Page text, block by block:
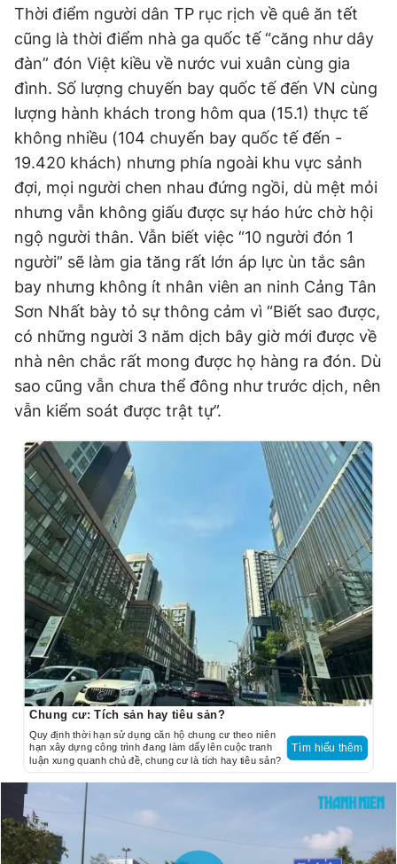
Thời điểm người dân TP rục rịch về quê ăn tết
cũng là thời điểm nhà ga quốc tế “căng như dây
đàn” đón Việt kiều về nước vui xuân cùng gia
đình. Số lượng chuyến bay quốc tế đến VN cùng
lượng hành khách trong hôm qua (15.1) thực tế
không nhiều (104 chuyến bay quốc tế đến -
19.420 khách) nhưng phía ngoài khu vực sảnh
đợi, mọi người chen nhau đứng ngồi, dù mệt mỏi
nhưng vẫn không giấu được sự háo hức chờ hội
ngộ người thân. Vẫn biết việc “10 người đón 1
người” sẽ làm gia tăng rất lớn áp lực ùn tắc sân
bay nhưng không ít nhân viên an ninh Cảng Tân
Sơn Nhất bày tỏ sự thông cảm vì “Biết sao được,
có những người 3 năm dịch bây giờ mới được về
nhà nên chắc rất mong được họ hàng ra đón. Dù
sao cũng vẫn chưa thể đông như trước dịch, nên
vẫn kiểm soát được trật tự”.
Chung cư: Tích sản hay tiêu sản?
Quy định thời hạn sử dụng căn hộ chung cư theo niên
hạn xây dựng công trình đang làm dấy lên cuộc tranh
luận xung quanh chủ đề, chung cư là tích hay tiêu sản?
Tìm hiểu thêm